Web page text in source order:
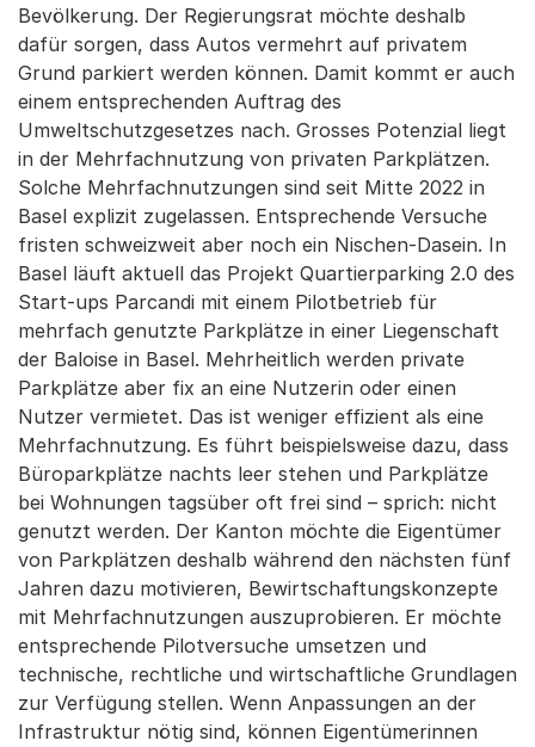
Bevölkerung. Der Regierungsrat möchte deshalb
dafür sorgen, dass Autos vermehrt auf privatem
Grund parkiert werden können. Damit kommt er auch
einem entsprechenden Auftrag des
Umweltschutzgesetzes nach. Grosses Potenzial liegt
in der Mehrfachnutzung von privaten Parkplätzen.
Solche Mehrfachnutzungen sind seit Mitte 2022 in
Basel explizit zugelassen. Entsprechende Versuche
fristen schweizweit aber noch ein Nischen-Dasein. In
Basel läuft aktuell das Projekt Quartierparking 2.0 des
Start-ups Parcandi mit einem Pilotbetrieb für
mehrfach genutzte Parkplätze in einer Liegenschaft
der Baloise in Basel. Mehrheitlich werden private
Parkplätze aber fix an eine Nutzerin oder einen
Nutzer vermietet. Das ist weniger effizient als eine
Mehrfachnutzung. Es führt beispielsweise dazu, dass
Büroparkplätze nachts leer stehen und Parkplätze
bei Wohnungen tagsüber oft frei sind – sprich: nicht
genutzt werden. Der Kanton möchte die Eigentümer
von Parkplätzen deshalb während den nächsten fünf
Jahren dazu motivieren, Bewirtschaftungskonzepte
mit Mehrfachnutzungen auszuprobieren. Er möchte
entsprechende Pilotversuche umsetzen und
technische, rechtliche und wirtschaftliche Grundlagen
zur Verfügung stellen. Wenn Anpassungen an der
Infrastruktur nötig sind, können Eigentümerinnen